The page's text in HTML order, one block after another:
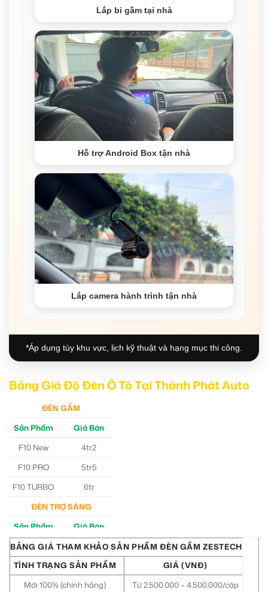
Lắp bi gầm tại nhà
Hỗ trợ Android Box tận nhà
Lắp camera hành trình tận nhà
*Áp dụng tùy khu vực, lịch kỹ thuật và hạng mục thi công.
Bảng Giá Độ Đèn Ô Tô Tại Thành Phát Auto
ĐÈN GẦM
Sản Phẩm
Giá Bán
F10 New
4tr2
F10 PRO
5tr5
F10 TURBO
6tr
ĐÈN TRỢ SÁNG
Sản Phẩm
Giá Bán
M30 Ultra
4tr5
Aozoom EX3
5tr
BẢNG GIÁ THAM KHẢO SẢN PHẨM ĐÈN GẦM ZESTECH
TÌNH TRẠNG SẢN PHẨM
GIÁ (VNĐ)
Mới 100% (chính hãng)
Từ 2.500.000 – 4.500.000/cặp